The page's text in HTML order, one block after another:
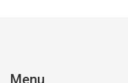
Menu